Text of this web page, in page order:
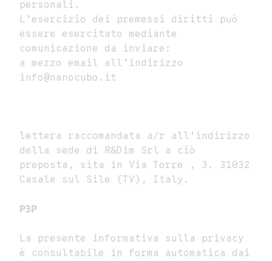
personali.
L’esercizio dei premessi diritti può
essere esercitato mediante
comunicazione da inviare:
a mezzo email all’indirizzo
info@nanocubo.it
lettera raccomandata a/r all’indirizzo
della sede di R&Dim Srl a ciò
preposta, sita in Via Torre , 3. 31032
Casale sul Sile (TV), Italy.
P3P
La presente informativa sulla privacy
è consultabile in forma automatica dai